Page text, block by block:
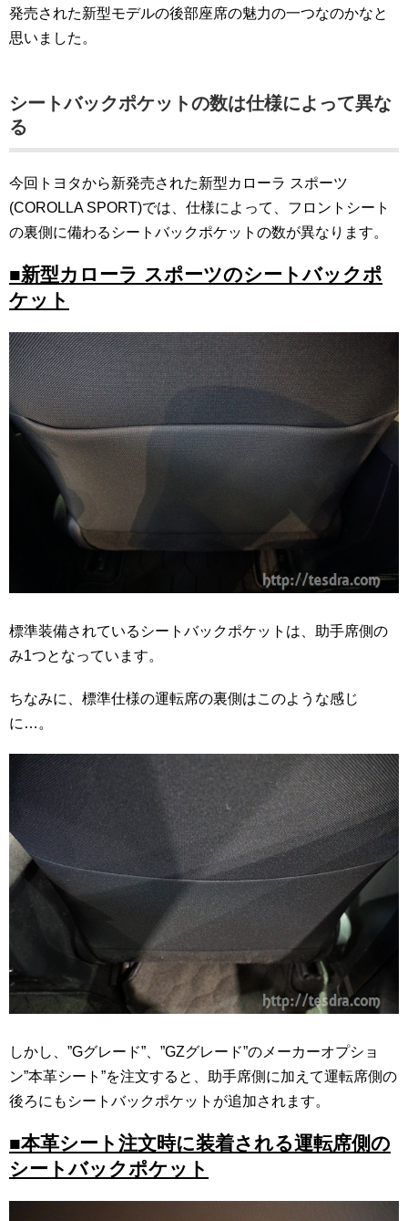
発売された新型モデルの後部座席の魅力の一つなのかなと
思いました。
シートバックポケットの数は仕様によって異な
る
今回トヨタから新発売された新型カローラ スポーツ
(COROLLA SPORT)では、仕様によって、フロントシート
の裏側に備わるシートバックポケットの数が異なります。
■新型カローラ スポーツのシートバックポ
ケット
標準装備されているシートバックポケットは、助手席側の
み1つとなっています。
ちなみに、標準仕様の運転席の裏側はこのような感じ
に…。
しかし、”Gグレード”、”GZグレード”のメーカーオプショ
ン”本革シート”を注文すると、助手席側に加えて運転席側の
後ろにもシートバックポケットが追加されます。
■本革シート注文時に装着される運転席側の
シートバックポケット